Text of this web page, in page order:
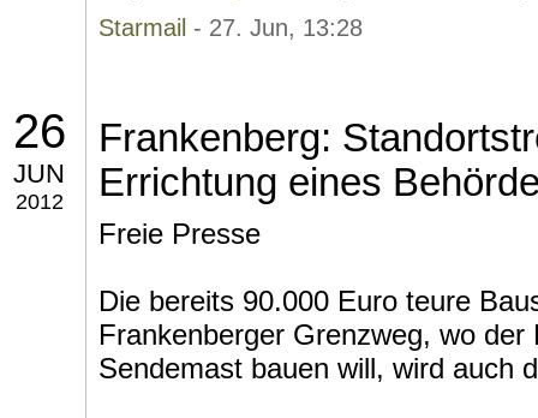
Starmail - 27. Jun, 13:28
26
JUN
2012
Frankenberg:
Errichtung eines
Freie Presse
Die bereits 90.000 Euro teure
Frankenberger Grenzweg, wo
Sendemast bauen will, wird auch